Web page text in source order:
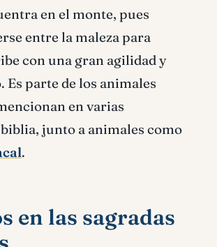
en el monte, pues
entre la maleza para
con una gran agilidad y
Es parte de los animales
en varias
junto a animales como
.
en las sagradas